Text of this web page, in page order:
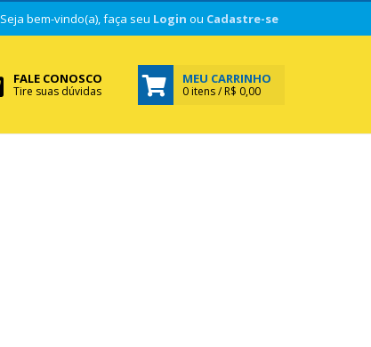
Seja bem-vindo(a), faça seu Login ou Cadastre-se
FALE CONOSCO
Tire suas dúvidas
MEU CARRINHO
0 itens / R$ 0,00